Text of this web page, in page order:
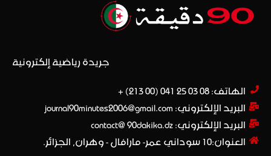
جريدة رياضية إلكترونية
الهاتف: 08 03 25 041 (00 213) +​
البريد الإلكتروني: journal90minutes2006@gmail.com
البريد الإلكتروني: contact@ 90dakika.dz
العنوان:10 سوداني عمر- مارافال - وهران, الجزائر.